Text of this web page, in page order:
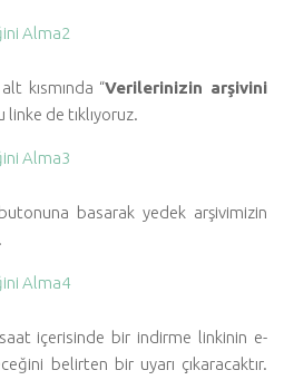
kısmında “Verilerinizin arşivini
linke de tıklıyoruz.
basarak yedek arşivimizin
saat içerisinde bir indirme linkinin e-
belirten bir uyarı çıkaracaktır.